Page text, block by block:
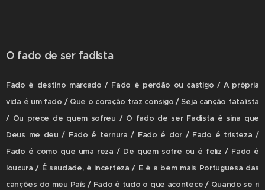
O fado de ser fadista
Fado é destino marcado / Fado é perdão ou castigo / A própria
vida é um fado / Que o coração traz consigo / Seja canção fatalista
/ Ou prece de quem sofreu / O fado de ser Fadista é sina que
Deus me deu / Fado é ternura / Fado é dor / Fado é tristeza /
Fado é como que uma reza / De quem sofre ou é feliz / Fado é
loucura / É saudade, é incerteza / E é a bem mais Portuguesa das
canções do meu País / Fado é tudo o que acontece / Quando se ri